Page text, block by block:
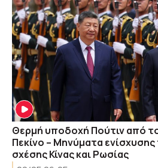
Θερμή υποδοχή Πούτιν από
Πεκίνο – Μηνύματα
σχέσης Κίνας και Ρωσίας